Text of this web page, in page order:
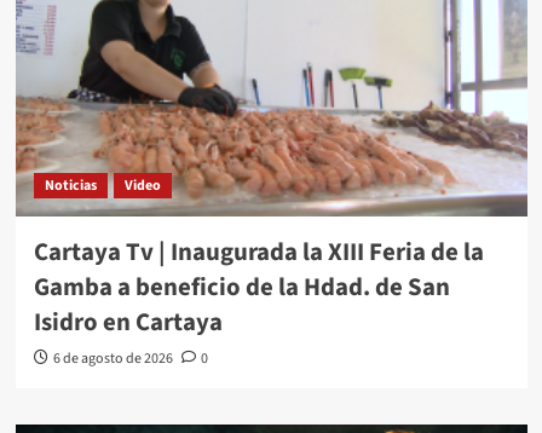
Noticias Video
Cartaya Tv | Inaugurada la XIII Feria de la
Gamba a beneficio de la Hdad. de San
Isidro en Cartaya
6 de agosto de 2026 0